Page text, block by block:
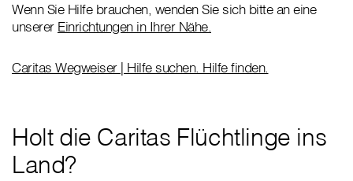
Wenn Sie Hilfe brauchen, wenden Sie sich bitte an eine
unserer Einrichtungen in Ihrer Nähe.
Caritas Wegweiser | Hilfe suchen. Hilfe finden.
Holt die Caritas Flüchtlinge ins
Land?